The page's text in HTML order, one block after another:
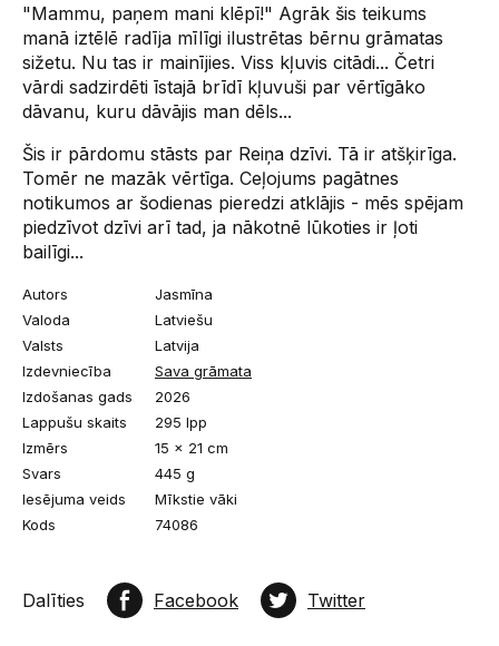
"Mammu, paņem mani klēpī!" Agrāk šis teikums
manā iztēlē radīja mīlīgi ilustrētas bērnu grāmatas
sižetu. Nu tas ir mainījies. Viss kļuvis citādi... Četri
vārdi sadzirdēti īstajā brīdī kļuvuši par vērtīgāko
dāvanu, kuru dāvājis man dēls...
Šis ir pārdomu stāsts par Reiņa dzīvi. Tā ir atšķirīga.
Tomēr ne mazāk vērtīga. Ceļojums pagātnes
notikumos ar šodienas pieredzi atklājis - mēs spējam
piedzīvot dzīvi arī tad, ja nākotnē lūkoties ir ļoti
bailīgi...
Autors
Jasmīna
Valoda
Latviešu
Valsts
Latvija
Izdevniecība
Sava grāmata
Izdošanas gads
2026
Lappušu skaits
295 lpp
Izmērs
15 x 21 cm
Svars
445 g
Iesējuma veids
Mīkstie vāki
Kods
74086
Dalīties Facebook Twitter